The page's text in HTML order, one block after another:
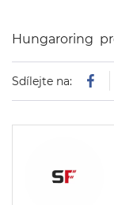
Hungaroring
Sdílejte na: